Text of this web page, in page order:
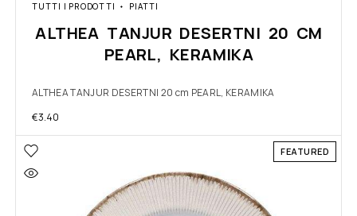
TUTTI I PRODOTTI PIATTI
ALTHEA TANJUR DESERTNI 20 CM
PEARL, KERAMIKA
ALTHEA TANJUR DESERTNI 20 cm PEARL, KERAMIKA
€3.40
FEATURED